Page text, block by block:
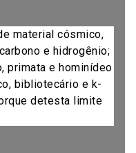
material cósmico,
e hidrogênio;
primata e hominídeo
bibliotecário e k-
detesta limite